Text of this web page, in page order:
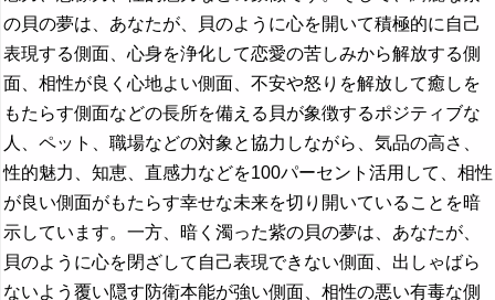
の貝の夢は、あなたが、貝のように心を開いて積極的に自己
表現する側面、心身を浄化して恋愛の苦しみから解放する側
面、相性が良く心地よい側面、不安や怒りを解放して癒しを
もたらす側面などの長所を備える貝が象徴するポジティブな
人、ペット、職場などの対象と協力しながら、気品の高さ、
性的魅力、知恵、直感力などを100パーセント活用して、相性
が良い側面がもたらす幸せな未来を切り開いていることを暗
示しています。一方、暗く濁った紫の貝の夢は、あなたが、
貝のように心を閉ざして自己表現できない側面、出しゃばら
ないよう覆い隠す防衛本能が強い側面、相性の悪い有毒な側